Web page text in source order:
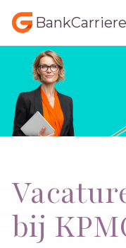
BankCarriere
bij